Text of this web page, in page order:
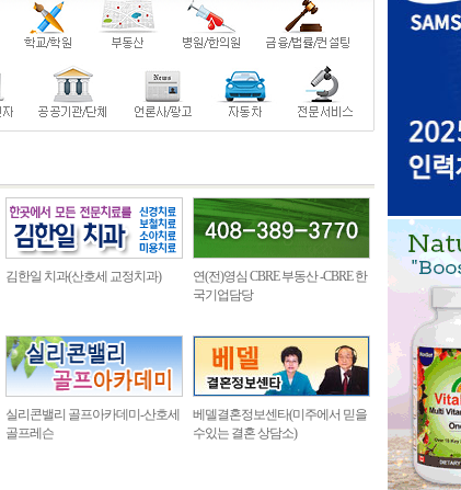
김한일 치과(산호세 교정치과)
연(전)영심 CBRE 부동산 -CBRE 한
국기업담당
실리콘밸리 골프아카데미-산호세
골프레슨
베델결혼정보센타(미주에서 믿을
수있는 결혼 상담소)